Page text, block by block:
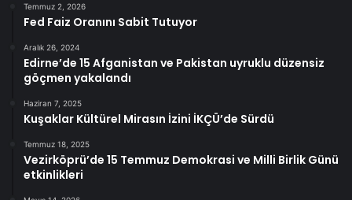
Temmuz 2, 2026
Fed Faiz Oranını Sabit Tutuyor
Aralık 26, 2024
Edirne’de 15 Afganistan ve Pakistan uyruklu düzensiz
göçmen yakalandı
Haziran 7, 2025
Kuşaklar Kültürel Mirasın İzini İKÇÜ’de Sürdü
Temmuz 18, 2025
Vezirköprü’de 15 Temmuz Demokrasi ve Milli Birlik Günü
etkinlikleri